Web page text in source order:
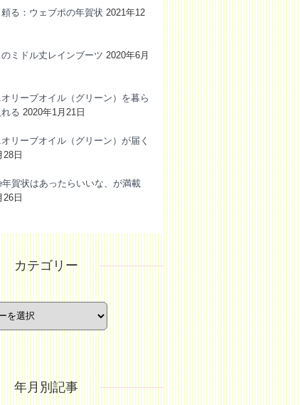
る：ウェブポの年賀状 2021年12
ミドル丈レインブーツ 2020年6月
リーブオイル（グリーン）を暮ら
る 2020年1月21日
リーブオイル（グリーン）が届く
28日
年賀状はあったらいいな、が満載
26日
カテゴリー
年月別記事